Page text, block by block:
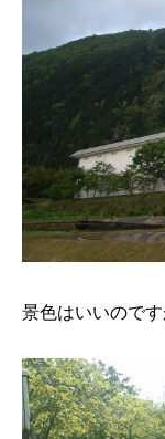
景色はいいので